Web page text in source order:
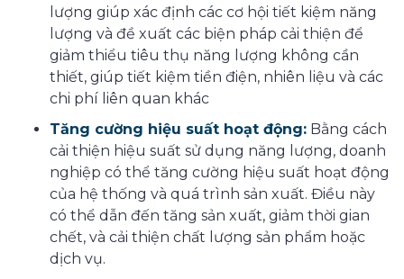
lượng giúp xác định các cơ hội tiết kiệm năng
lượng và đề xuất các biện pháp cải thiện để
giảm thiểu tiêu thụ năng lượng không cần
thiết, giúp tiết kiệm tiền điện, nhiên liệu và các
chi phí liên quan khác
Tăng cường hiệu suất hoạt động: Bằng cách
cải thiện hiệu suất sử dụng năng lượng, doanh
nghiệp có thể tăng cường hiệu suất hoạt động
của hệ thống và quá trình sản xuất. Điều này
có thể dẫn đến tăng sản xuất, giảm thời gian
chết, và cải thiện chất lượng sản phẩm hoặc
dịch vụ.